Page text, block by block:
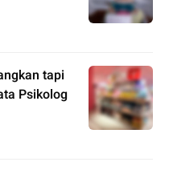
tapi
Psikolog